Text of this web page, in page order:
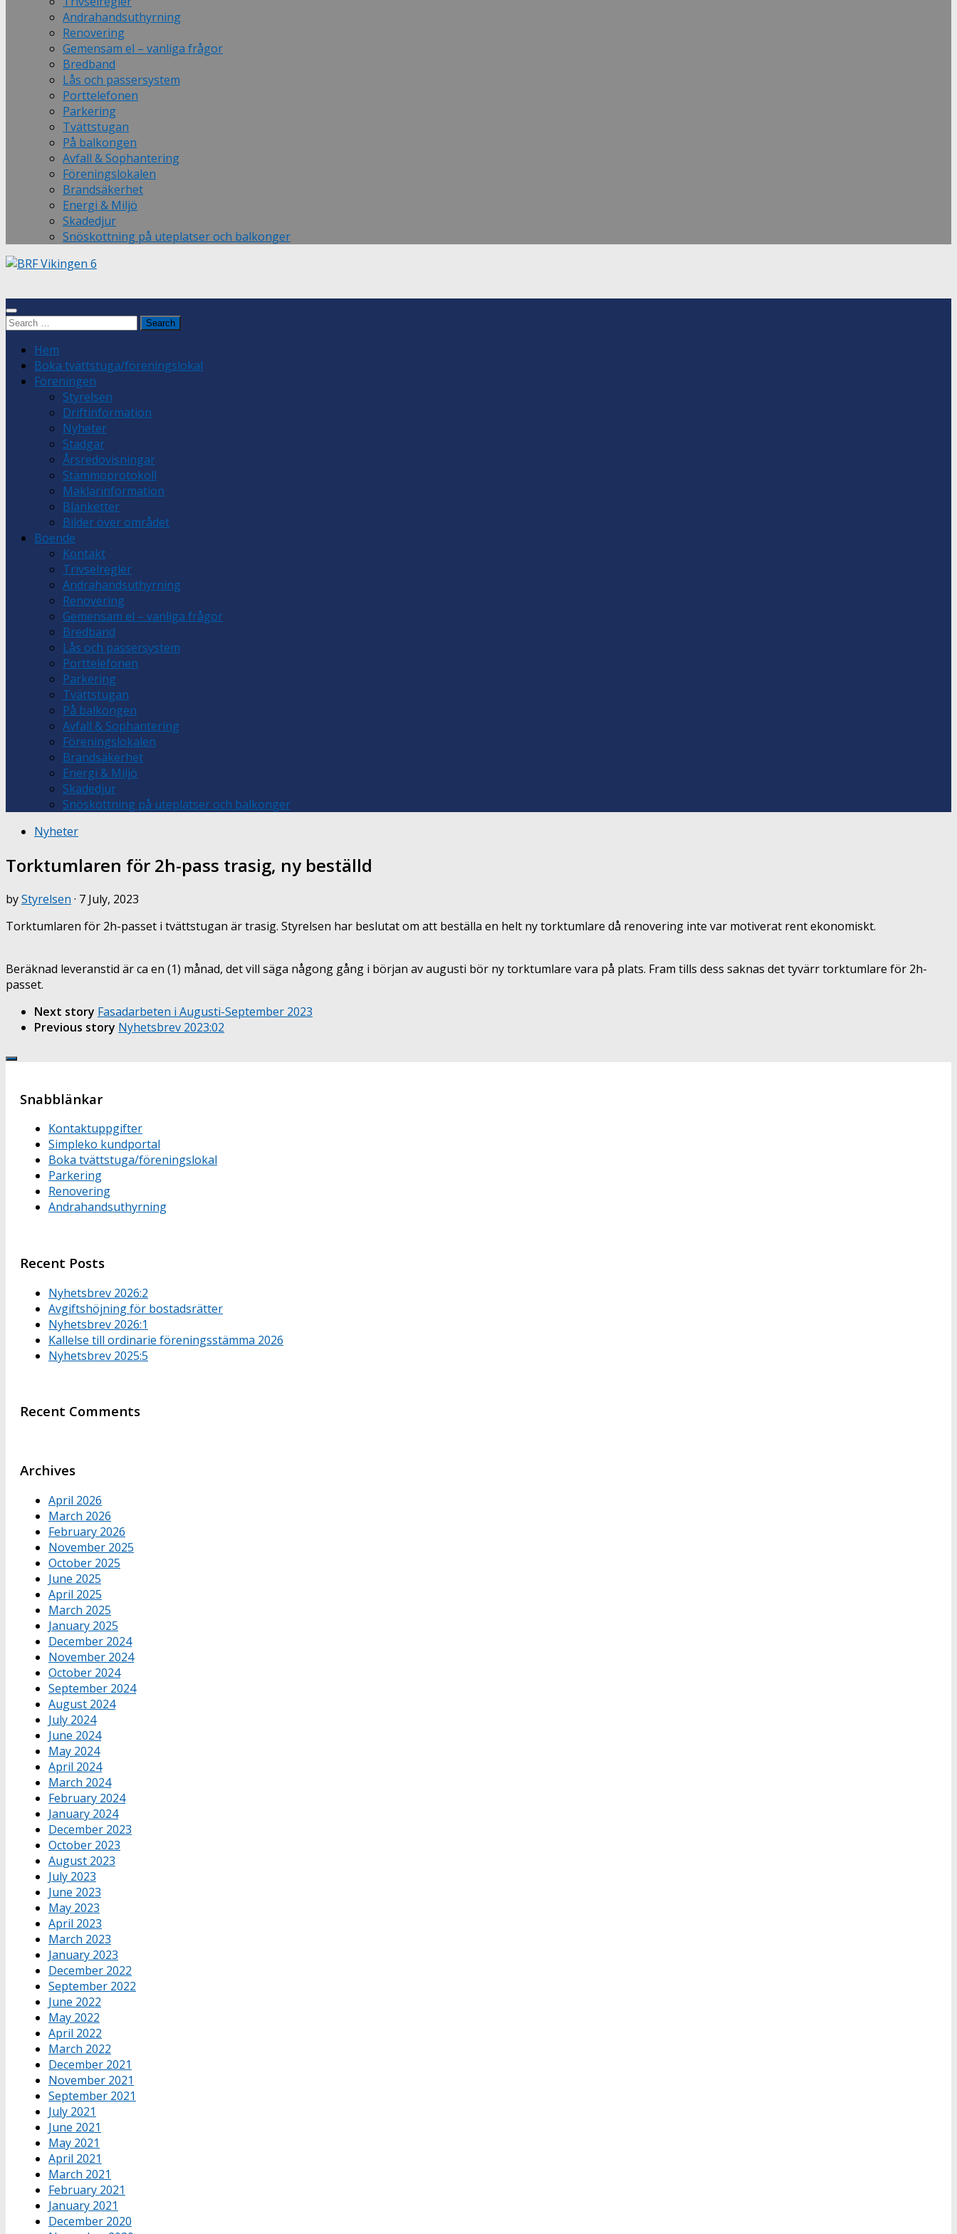
Andrahandsuthyrning
Renovering
Gemensam el – vanliga frågor
Bredband
Lås och passersystem
Porttelefonen
Parkering
Tvättstugan
På balkongen
Avfall & Sophantering
Föreningslokalen
Brandsäkerhet
Energi & Miljö
Skadedjur
Snöskottning på uteplatser och balkonger
Search
Hem
Boka tvättstuga/föreningslokal
Föreningen
Styrelsen
Driftinformation
Nyheter
Stadgar
Årsredovisningar
Stämmoprotokoll
Mäklarinformation
Blanketter
Bilder över området
Boende
Kontakt
Trivselregler
Andrahandsuthyrning
Renovering
Gemensam el – vanliga frågor
Bredband
Lås och passersystem
Porttelefonen
Parkering
Tvättstugan
På balkongen
Avfall & Sophantering
Föreningslokalen
Brandsäkerhet
Energi & Miljö
Skadedjur
Snöskottning på uteplatser och balkonger
Nyheter
Torktumlaren för 2h-pass trasig, ny beställd
byStyrelsen · 7 July, 2023
Torktumlaren för 2h-passet i tvättstugan är trasig. Styrelsen har beslutat om att beställa en helt ny torktumlare då renovering inte var motiverat rent ekonomiskt.
Beräknad leveranstid är ca en (1) månad, det vill säga någong gång i början av augusti bör ny torktumlare vara på plats. Fram tills dess saknas det tyvärr torktumlare för 2h-
passet.
Next story Fasadarbeten i Augusti-September 2023
Previous story Nyhetsbrev 2023:02
Snabblänkar
Kontaktuppgifter
Simpleko kundportal
Boka tvättstuga/föreningslokal
Parkering
Renovering
Andrahandsuthyrning
Recent Posts
Nyhetsbrev 2026:2
Avgiftshöjning för bostadsrätter
Nyhetsbrev 2026:1
Kallelse till ordinarie föreningsstämma 2026
Nyhetsbrev 2025:5
Recent Comments
Archives
April 2026
March 2026
February 2026
November 2025
October 2025
June 2025
April 2025
March 2025
January 2025
December 2024
November 2024
October 2024
September 2024
August 2024
July 2024
June 2024
May 2024
April 2024
March 2024
February 2024
January 2024
December 2023
October 2023
August 2023
July 2023
June 2023
May 2023
April 2023
March 2023
January 2023
December 2022
September 2022
June 2022
May 2022
April 2022
March 2022
December 2021
November 2021
September 2021
July 2021
June 2021
May 2021
April 2021
March 2021
February 2021
January 2021
December 2020